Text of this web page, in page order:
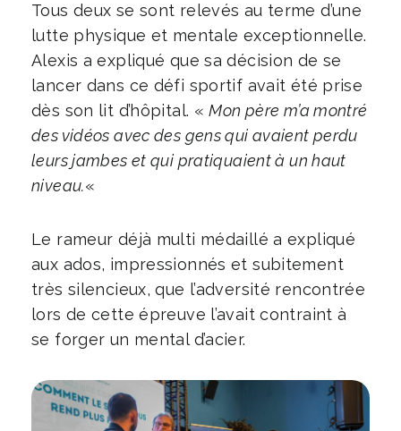
Tous deux se sont relevés au terme d’une
lutte physique et mentale exceptionnelle.
Alexis a expliqué que sa décision de se
lancer dans ce défi sportif avait été prise
dès son lit d’hôpital. «Mon père m’a montré
des vidéos avec des gens qui avaient perdu
leurs jambes et qui pratiquaient à un haut
niveau.«
Le rameur déjà multi médaillé a expliqué
aux ados, impressionnés et subitement
très silencieux, que l’adversité rencontrée
lors de cette épreuve l’avait contraint à
se forger un mental d’acier.